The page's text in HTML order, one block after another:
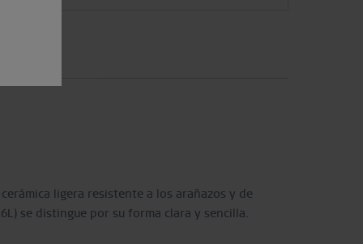
cerámica ligera resistente a los arañazos y de
se distingue por su forma clara y sencilla.